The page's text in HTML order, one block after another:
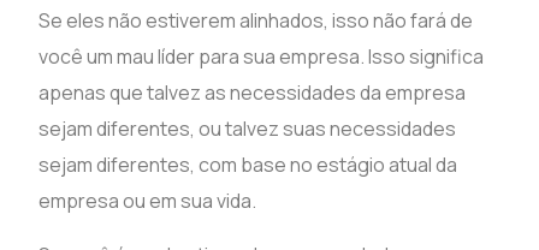
Se eles não estiverem alinhados, isso não fará de
você um mau líder para sua empresa. Isso significa
apenas que talvez as necessidades da empresa
sejam diferentes, ou talvez suas necessidades
sejam diferentes, com base no estágio atual da
empresa ou em sua vida.